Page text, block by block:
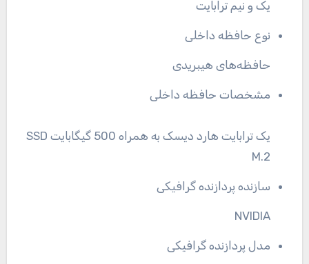
یک و نیم ترابایت
نوع حافظه داخلی
حافظه‌های هیبریدی
مشخصات حافظه داخلی
یک ترابایت هارد دیسک به همراه 500 گیگابایت SSD
M.2
سازنده پردازنده گرافیکی
NVIDIA
مدل پردازنده گرافیکی